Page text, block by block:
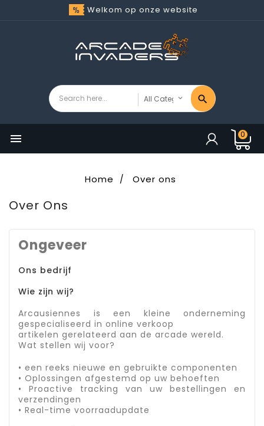
Welkom op onze website
 0
Home Over ons
Over Ons
Ongeveer
Ons bedrijf
Wie zijn wij?
Arcausiennes is een kleine onderneming
gespecialiseerd in online verkoop
artikelen gerelateerd aan de arcade wereld.
Wat stellen wij voor?
• een reeks nieuwe en gebruikte componenten
• Oplossingen afgestemd op uw behoeften
• Proactive tracking van uw bestellingen en
verzendingen
• Real-time voorraadupdate